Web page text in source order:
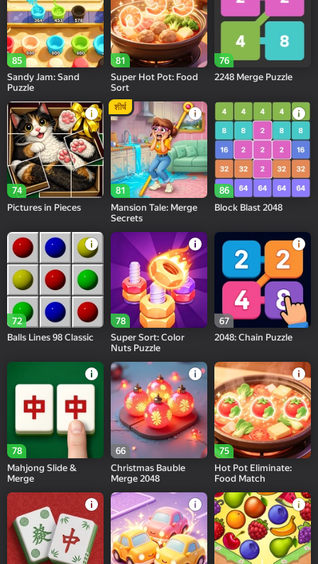
85
Sandy Jam: Sand
Puzzle
81
Super Hot Pot: Food
Sort
76
2248 Merge Puzzle
74
Pictures in Pieces
81
शीर्ष
Mansion Tale: Merge
Secrets
86
Block Blast 2048
72
Balls Lines 98 Classic
78
Super Sort: Color
Nuts Puzzle
67
2048: Chain Puzzle
78
Mahjong Slide &
Merge
66
Christmas Bauble
Merge 2048
75
Hot Pot Eliminate:
Food Match